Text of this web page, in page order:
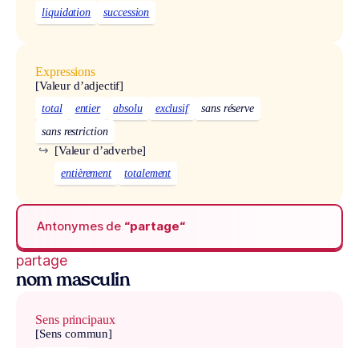
liquidation succession
Expressions
[Valeur d’adjectif]
total entier absolu exclusif
sans réserve
sans restriction
[Valeur d’adverbe]
↪
entièrement totalement
Antonymes de “partage“
partage
nom masculin
Sens principaux
[Sens commun]